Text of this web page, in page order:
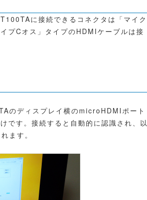
に接続できるコネクタは「マイク
プCオス」タイプのHDMIケーブルは接
のディスプレイ横のmicroHDMIポート
です。接続すると自動的に認識され、以
ます。